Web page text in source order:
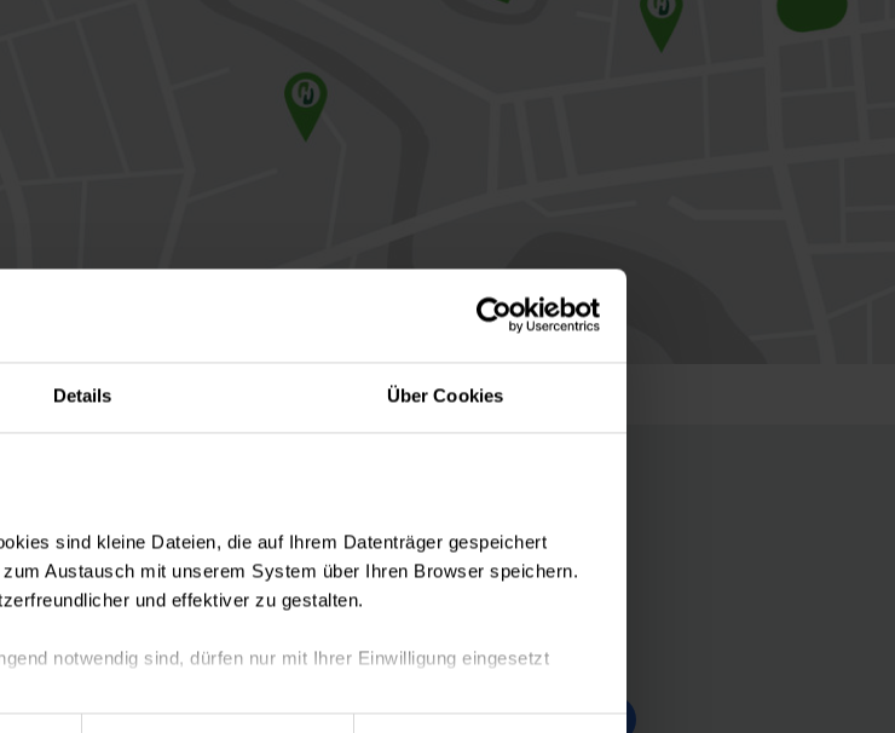
Details Über Cookies
sind kleine Dateien, die auf Ihrem Datenträger gespeichert
Austausch mit unserem System über Ihren Browser speichern.
und effektiver zu gestalten.
notwendig sind, dürfen nur mit Ihrer Einwilligung eingesetzt
finden Folgen Sie uns